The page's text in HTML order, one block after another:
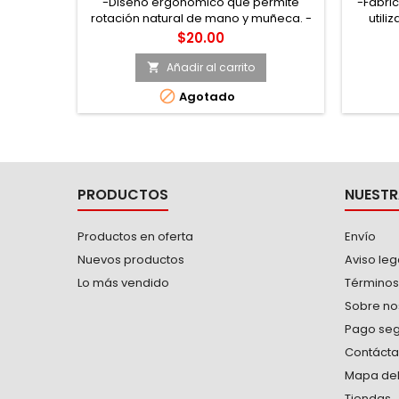
rotación natural de mano y muñeca. -
Rotación completa a 360°. -Rápida
entrada tipo embudo con
acoplamiento total. -Ángulo de
entrada a 25° para trabajar en
accesos difíciles.
Precio
$20.00
 Añadir al carrito
 Agotado
PRODUCTOS
Productos en oferta
Nuevos productos
Lo más vendido
Envío
Aviso
Sobre
Pago
Mapa